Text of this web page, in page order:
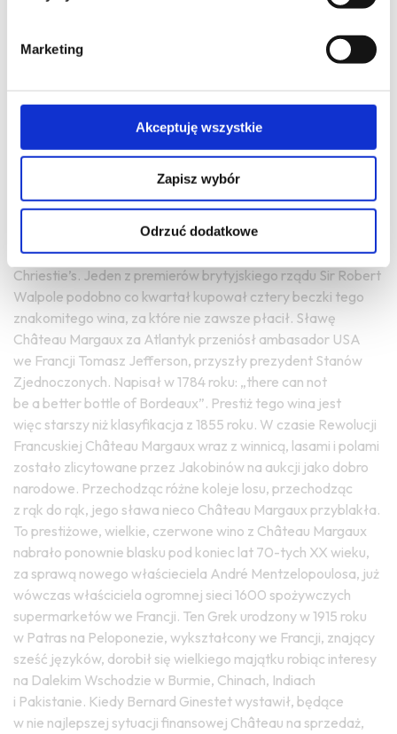
Marketing
Akceptuję wszystkie
Zapisz wybór
Odrzuć dodatkowe
roczniki są obfite, z aromatem dojrzałych owoców, tytoniu,
kakao, świeżego, pieczonego chleba, delikatnie dębowe.
bogactwem i harmonią. Zarówno białe jak czerwone Haut-
Brion starzone jest każdego roku w 100% nowych barriques.
CHATEAU MARGAUX
Jedno z trzech wielkich win z Médoc, sklasyfikowanych jako
Premier Grand Cru Classé w słynnej klasyfikacji z 1855 roku.
Rocznik 1771 Château Margaux był pierwszym klaretem,
który pojawił się w katalogu słynnego domu aukcyjnego
Chriestie’s. Jeden z premierów brytyjskiego rządu Sir Robert
Walpole podobno co kwartał kupował cztery beczki tego
znakomitego wina, za które nie zawsze płacił. Sławę
Château Margaux za Atlantyk przeniósł ambasador USA
we Francji Tomasz Jefferson, przyszły prezydent Stanów
Zjednoczonych. Napisał w 1784 roku: „there can not
be a better bottle of Bordeaux”. Prestiż tego wina jest
więc starszy niż klasyfikacja z 1855 roku. W czasie Rewolucji
Francuskiej Château Margaux wraz z winnicą, lasami i polami
zostało zlicytowane przez Jakobinów na aukcji jako dobro
narodowe. Przechodząc różne koleje losu, przechodząc
z rąk do rąk, jego sława nieco Château Margaux przyblakła.
To prestiżowe, wielkie, czerwone wino z Château Margaux
nabrało ponownie blasku pod koniec lat 70-tych XX wieku,
za sprawą nowego właścieciela André Mentzelopoulosa, już
wówczas właściciela ogromnej sieci 1600 spożywczych
supermarketów we Francji. Ten Grek urodzony w 1915 roku
w Patras na Peloponezie, wykształcony we Francji, znający
sześć języków, dorobił się wielkiego majątku robiąc interesy
na Dalekim Wschodzie w Burmie, Chinach, Indiach
i Pakistanie. Kiedy Bernard Ginestet wystawił, będące
w nie najlepszej sytuacji finansowej Château na sprzedaż,